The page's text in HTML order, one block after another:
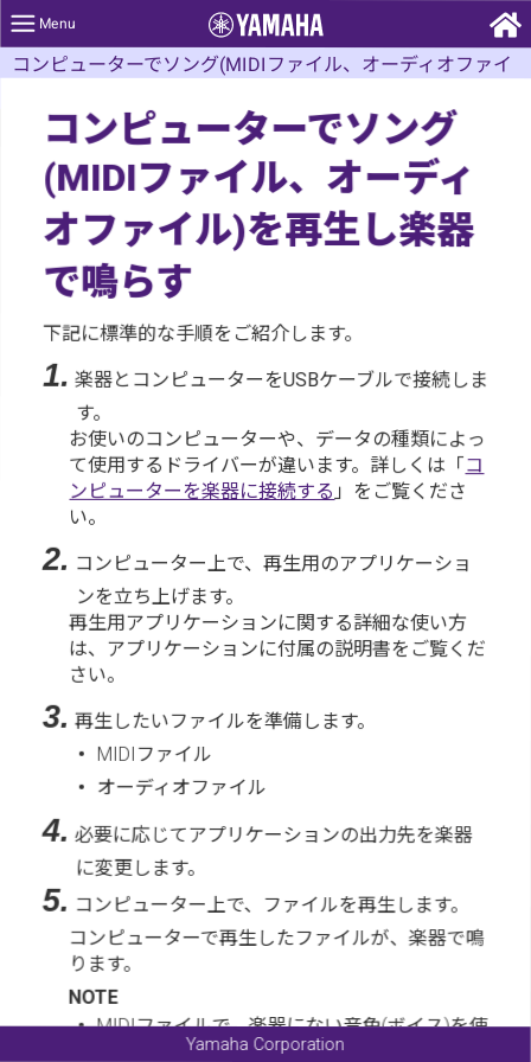
コンピューターでソング(MIDIファイル、オーディオファイ
コンピューターでソング
(MIDIファイル、オーディ
オファイル)を再生し楽器
で鳴らす
下記に標準的な手順をご紹介します。
1. 楽器とコンピューターをUSBケーブルで接続しま
す。
お使いのコンピューターや、データの種類によっ
て使用するドライバーが違います。詳しくは「コ
ンピューターを楽器に接続する 」をご覧くださ
い。
2. コンピューター上で、再生用のアプリケーショ
ンを立ち上げます。
再生用アプリケーションに関する詳細な使い方
は、アプリケーションに付属の説明書をご覧くだ
さい。
3. 再生したいファイルを準備します。
• MIDI ファイル
• オーディオファイル
4. 必要に応じてアプリケーションの出力先を楽器
に変更します。
5. コンピューター上で、ファイルを再生します。
コンピューターで再生したファイルが、楽器で鳴
ります。
NOTE
• MIDIファイルで、楽器にない音色(ボイス)を使
用している場合、元の曲が正確に再生されな
Yamaha Corporation